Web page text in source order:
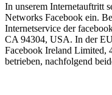
In unserem Internetauftritt
Networks Facebook ein.
Internetservice der
CA 94304, USA. In der
Facebook Ireland Limited,
betrieben, nachfolgend